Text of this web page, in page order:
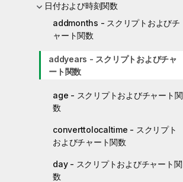
日付および時刻関数
addmonths - スクリプトおよびチ
ャート関数
addyears - スクリプトおよびチャ
ート関数
age - スクリプトおよびチャート関
数
converttolocaltime - スクリプト
およびチャート関数
day - スクリプトおよびチャート関
数